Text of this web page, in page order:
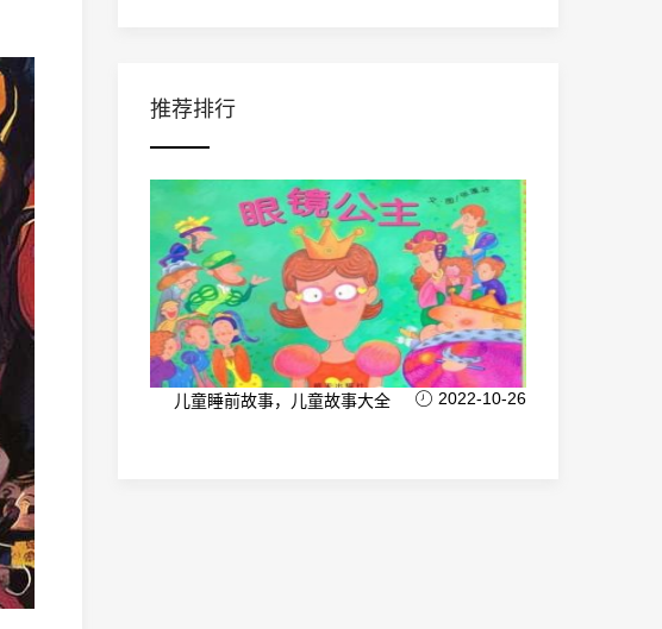
推荐排行
儿童睡前故事，儿童故事大全 2022-10-26